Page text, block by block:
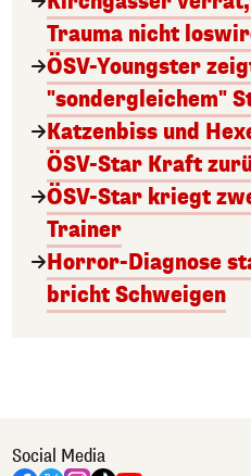
Trauma nicht
ÖSV-Youngster
"sondergleichem"
Katzenbiss und
ÖSV-Star Kraft
ÖSV-Star kriegt
Trainer
Horror-Diagnose
bricht Schweigen
Social Media